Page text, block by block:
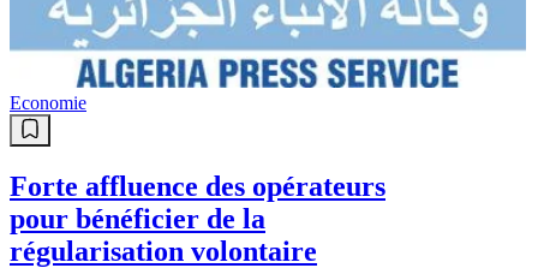
Economie
Forte affluence des opérateurs
pour bénéficier de la
régularisation volontaire